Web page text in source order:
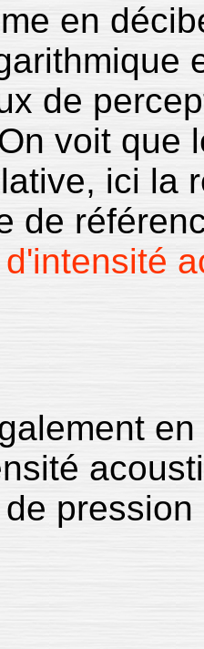
en
de
voit que
ici la
de
de